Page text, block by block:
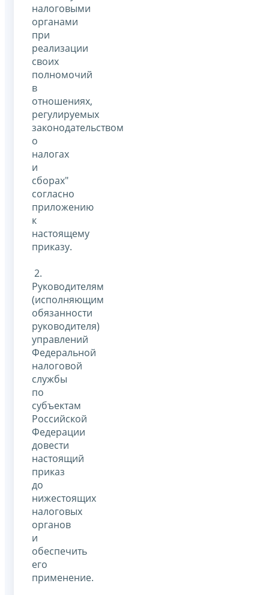
налоговыми
органами
при
реализации
своих
полномочий
в
отношениях,
регулируемых
законодательством
о
налогах
и
сборах"
согласно
приложению
к
настоящему
приказу.
2.
Руководителям
(исполняющим
обязанности
руководителя)
управлений
Федеральной
налоговой
службы
по
субъектам
Российской
Федерации
довести
настоящий
приказ
до
нижестоящих
налоговых
органов
и
обеспечить
его
применение.